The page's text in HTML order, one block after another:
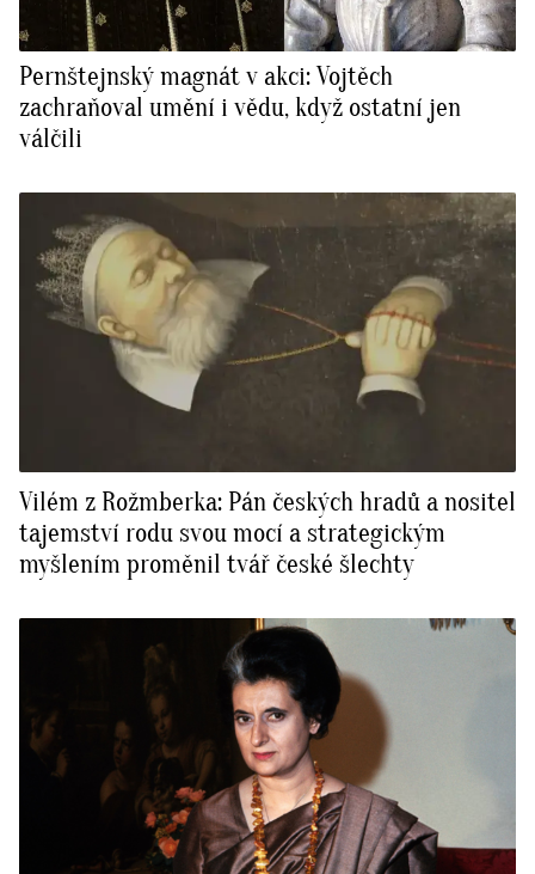
Pernštejnský magnát v akci: Vojtěch
zachraňoval umění i vědu, když ostatní jen
válčili
Vilém z Rožmberka: Pán českých hradů a nositel
tajemství rodu svou mocí a strategickým
myšlením proměnil tvář české šlechty